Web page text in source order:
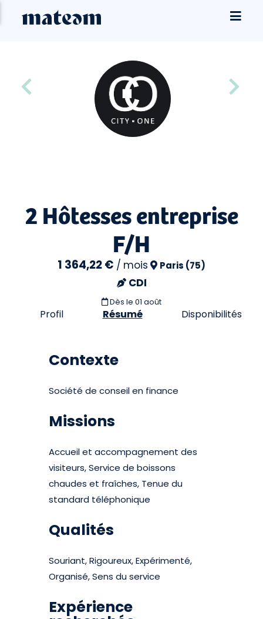
2 Hôtesses entreprise
F/H
1 364,22 € / mois Paris (75)
CDI
Dès le 01 août
Profil Résumé Disponibilités
Contexte
Société de conseil en finance
Missions
Accueil et accompagnement des
visiteurs, Service de boissons
chaudes et fraîches, Tenue du
standard téléphonique
Qualités
Souriant, Rigoureux, Expérimenté,
Organisé, Sens du service
Expérience